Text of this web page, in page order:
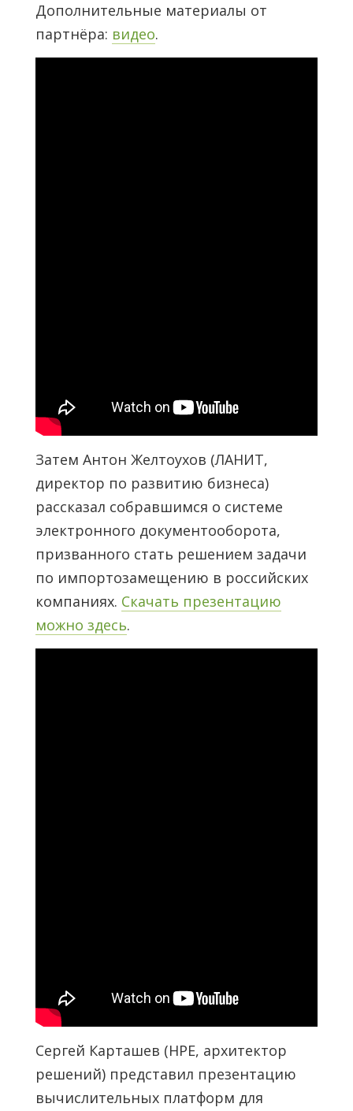
Дополнительные материалы от
партнёра: видео.
Затем Антон Желтоухов (ЛАНИТ,
директор по развитию бизнеса)
рассказал собравшимся о системе
электронного документооборота,
призванного стать решением задачи
по импортозамещению в российских
компаниях. Скачать презентацию
можно здесь.
Сергей Карташев (HPE, архитектор
решений) представил презентацию
вычислительных платформ для